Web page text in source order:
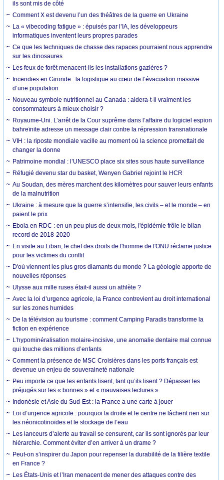
ils sont mis de côté
Comment X est devenu l’un des théâtres de la guerre en Ukraine
La « vibecoding fatigue » : épuisés par l’IA, les développeurs
informatiques inventent leurs propres parades
Ce que les techniques de chasse des rapaces pourraient nous apprendre
sur les dinosaures
Les feux de forêt menacent-ils les installations gazières ?
Incendies en Gironde : la logistique au cœur de l’évacuation massive
d’une population
Nouveau symbole nutritionnel au Canada : aidera-t-il vraiment les
consommateurs à mieux choisir ?
Royaume-Uni. L’arrêt de la Cour suprême dans l’affaire du logiciel espion
bahreïnite adresse un message clair contre la répression transnationale
VIH : la riposte mondiale vacille au moment où la science promettait de
changer la donne
Patrimoine mondial : l’UNESCO place six sites sous haute surveillance
Réfugié devenu star du basket, Wenyen Gabriel rejoint le HCR
Au Soudan, des mères marchent des kilomètres pour sauver leurs enfants
de la malnutrition
Ukraine : à mesure que la guerre s’intensifie, les civils – et le monde – en
paient le prix
Ebola en RDC : en un peu plus de deux mois, l'épidémie frôle le bilan
record de 2018-2020
En visite au Liban, le chef des droits de l'homme de l'ONU réclame justice
pour les victimes du conflit
D'où viennent les plus gros diamants du monde ? La géologie apporte de
nouvelles réponses
Ulysse aux mille ruses était-il aussi un athlète ?
Avec la loi d’urgence agricole, la France contrevient au droit international
sur les zones humides
De la télévision au tourisme : comment Camping Paradis transforme la
fiction en expérience
L’hypominéralisation molaire-incisive, une anomalie dentaire mal connue
qui touche des millions d’enfants
Comment la présence de MSC Croisières dans les ports français est
devenue un enjeu de souveraineté nationale
Peu importe ce que les enfants lisent, tant qu’ils lisent ? Dépasser les
préjugés sur les « bonnes » et « mauvaises lectures »
Indonésie et Asie du Sud-Est : la France a une carte à jouer
Loi d’urgence agricole : pourquoi la droite et le centre ne lâchent rien sur
les néonicotinoïdes et le stockage de l’eau
Les lanceurs d’alerte au travail se censurent, car ils sont ignorés par leur
hiérarchie. Comment éviter d’en arriver à un drame ?
Peut-on s’inspirer du Japon pour repenser la durabilité de la filière textile
en France ?
Les États-Unis et l’Iran menacent de mener des attaques contre des